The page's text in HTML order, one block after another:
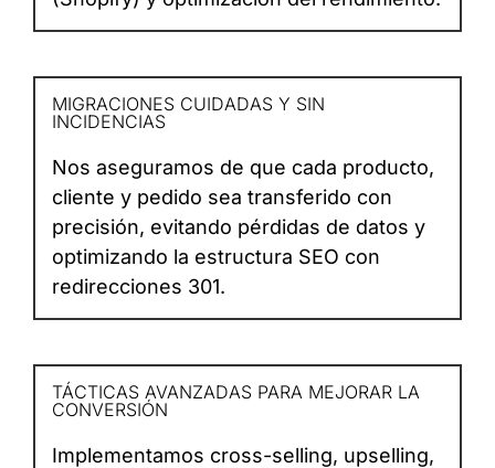
MIGRACIONES CUIDADAS Y SIN
INCIDENCIAS
Nos aseguramos de que cada producto,
cliente y pedido sea transferido con
precisión, evitando pérdidas de datos y
optimizando la estructura SEO con
redirecciones 301.
TÁCTICAS AVANZADAS PARA MEJORAR LA
CONVERSIÓN
Implementamos cross-selling, upselling,